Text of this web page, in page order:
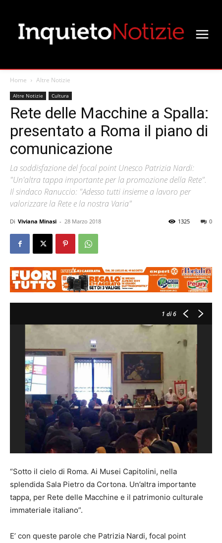
Home Altre Notizie
Altre Notizie Cultura
Rete delle Macchine a Spalla:
presentato a Roma il piano di
comunicazione
La soddisfazione del focal point Unesco Patrizia Nardi:
"Un'altra tappa importante per la promozione della Rete".
Il sindaco Ranuccio: "Adesso tutti insieme a lavoro per
valorizzare la Rete e la nostra Varia"
Di Viviana Minasi - 28 Marzo 2018 0
1325
1 di 6
“Sotto il cielo di Roma. Ai Musei Capitolini, nella
splendida Sala Pietro da Cortona. Un’altra importante
tappa, per Rete delle Macchine e il patrimonio culturale
immateriale italiano”.
E’ con queste parole che Patrizia Nardi, focal point